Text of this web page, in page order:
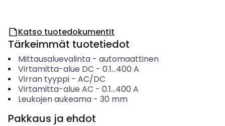
Katso tuotedokumentit
Tärkeimmät tuotetiedot
Mittausaluevalinta- automaattinen
Virtamitta-alue DC - 0.1...400 A
Virran tyyppi- AC/DC
Virtamitta-alue AC - 0.1...400 A
Leukojen aukeama- 30 mm
Pakkaus ja ehdot